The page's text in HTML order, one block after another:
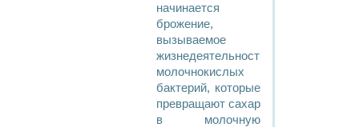
начинается
брожение,
вызываемое
жизнедеятельностью
молочнокислых
бактерий, которые
превращают сахар
в молочную